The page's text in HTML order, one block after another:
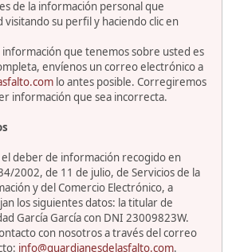
de la información personal que
su perfil y haciendo clic en
que tenemos sobre usted es
envíenos un correo electrónico a
lo antes posible. Corregiremos
información que sea incorrecta.
deber de información recogido en
2002, de 11 de julio, de Servicios de la
y del Comercio Electrónico, a
los siguientes datos: la titular de
García García con DNI 23009823W.
con nosotros a través del correo
info@guardianesdelasfalto.com.